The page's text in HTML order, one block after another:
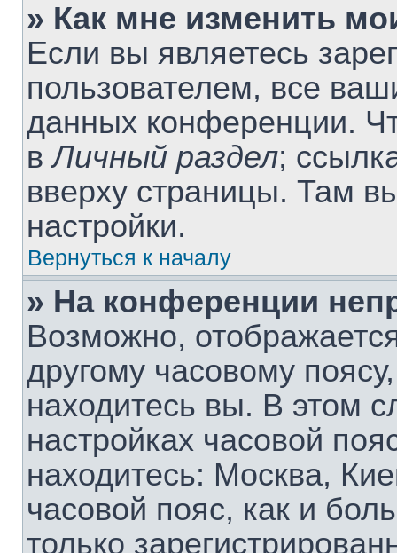
» Как мне изменить
Если вы являетесь
пользователем, все
данных конференции.
вЛичный раздел;
вверху страницы. Там
настройки.
Вернуться к началу
» На конференции
Возможно,
другому часовому
находитесь вы. В этом
настройках часовой
находитесь: Москва,
часовой пояс, как и
только